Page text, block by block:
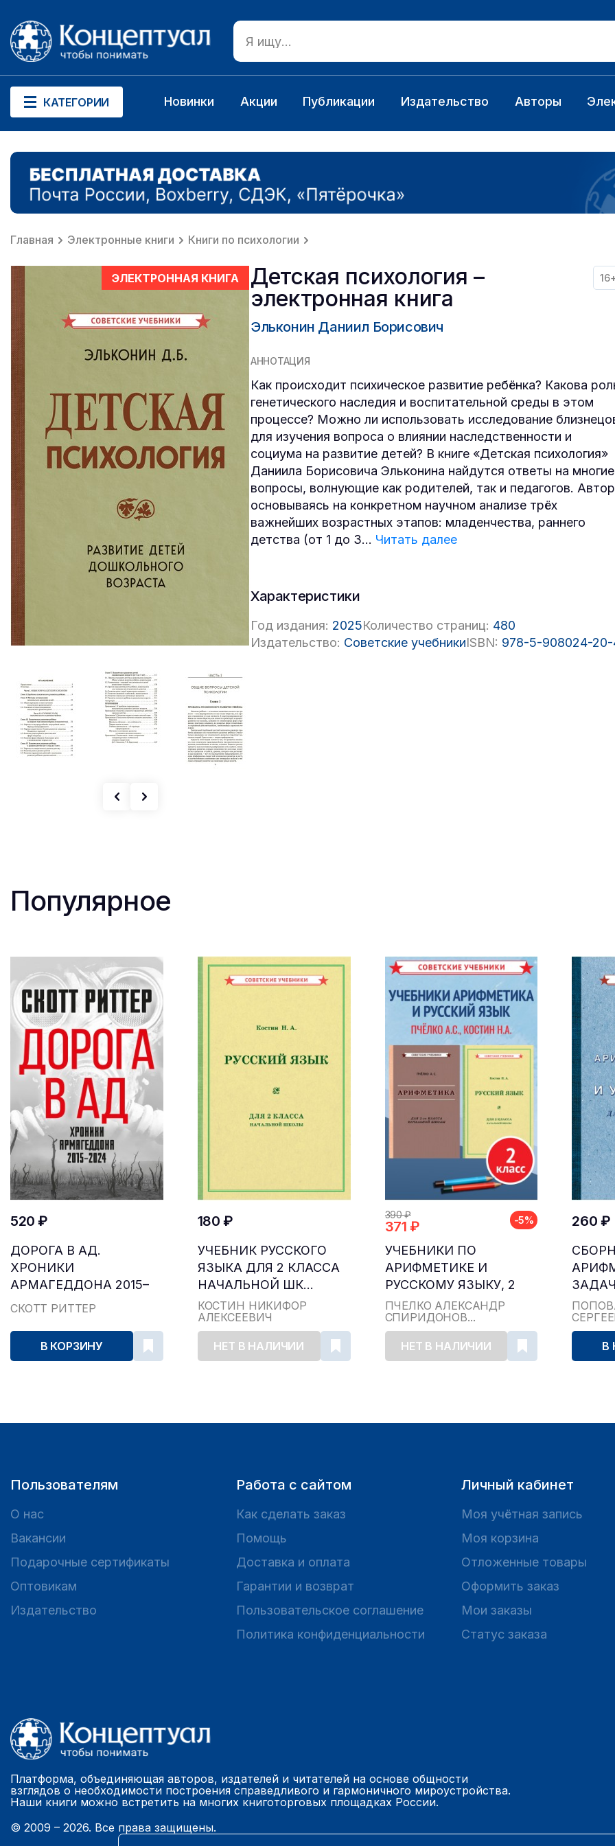
КАТЕГОРИИ Новинки Акции Публикации Издательство Авторы
Главная Электронные книги Книги по психологии
ЭЛЕКТРОННАЯ КНИГА
Детская психология –
электронная книга
Эльконин Даниил Борисович
АННОТАЦИЯ
Как происходит психическое развитие ребёнка? Какова
генетического наследия и воспитательной среды в этом
процессе? Можно ли использовать исследование
для изучения вопроса о влиянии наследственности и
социума на развитие детей? В книге «Детская психология»
Даниила Борисовича Эльконина найдутся ответы на многие
вопросы, волнующие как родителей, так и педагогов.
основываясь на конкретном научном анализе трёх
важнейших возрастных этапов: младенчества, раннего
детства (от 1 до 3... Читать далее
Характеристики
Год издания: 2025Количество страниц: 480
Издательство: Советские учебникиISBN: 978-5-908024-
Популярное
520 ₽
ДОРОГА В АД.
ХРОНИКИ
АРМАГЕДДОНА 2015–
2024
СКОТТ РИТТЕР
В КОРЗИНУ
180 ₽
УЧЕБНИК РУССКОГО
ЯЗЫКА ДЛЯ 2 КЛАССА
НАЧАЛЬНОЙ ШК...
КОСТИН НИКИФОР
АЛЕКСЕЕВИЧ
НЕТ В НАЛИЧИИ
390 ₽
371 ₽ -5%
УЧЕБНИКИ ПО
АРИФМЕТИКЕ И
РУССКОМУ ЯЗЫКУ, 2
КЛАСС...
ПЧЁЛКО АЛЕКСАНДР
СПИРИДОНОВ...
НЕТ В НАЛИЧИИ
260 ₽
ДЛЯ
В
Пользователям
О нас
Вакансии
Подарочные сертификаты
Оптовикам
Издательство
Работа с сайтом
Как сделать заказ
Помощь
Доставка и оплата
Гарантии и возврат
Пользовательское соглашение
Политика конфиденциальности
Личный кабинет
Моя учётная запись
Моя корзина
Отложенные товары
Оформить заказ
Мои заказы
Статус заказа
Платформа, объединяющая авторов, издателей и читателей на основе общности
взглядов о необходимости построения справедливого и гармоничного мироустройства.
Наши книги можно встретить на многих книготорговых площадках России.
© 2009 – 2026. Все права защищены.